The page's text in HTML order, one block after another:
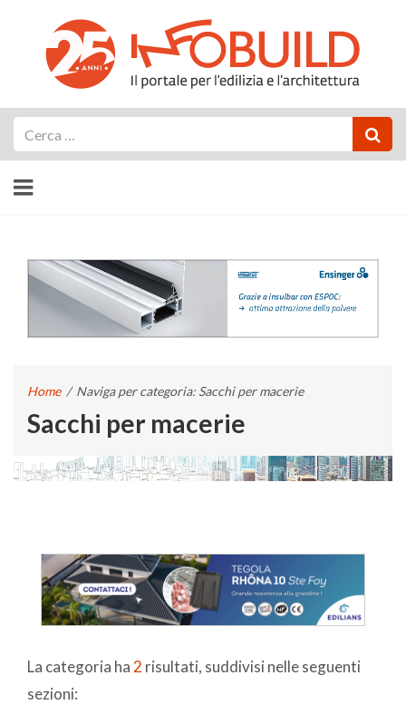
Home / Naviga per categoria: Sacchi per macerie
Sacchi per macerie
La categoria ha 2 risultati, suddivisi nelle seguenti
sezioni: